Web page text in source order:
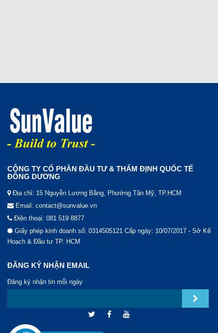
CÔNG TY CỔ PHẦN ĐẦU TƯ & THẨM ĐỊNH QUỐC TẾ
ĐÔNG DƯƠNG
Địa chỉ: 15 Nguyễn Lương Bằng, Phường Tân Mỹ, TP.HCM
Email: contact@sunvalue.vn
Điện thoại: 081 519 8877
Giấy phép kinh doanh số: 0314505121 Cấp ngày: 10/07/2017 - Sở Kế
Hoạch & Đầu tư TP. HCM
ĐĂNG KÝ NHẬN EMAIL
Đăng ký nhận tin mỗi ngày